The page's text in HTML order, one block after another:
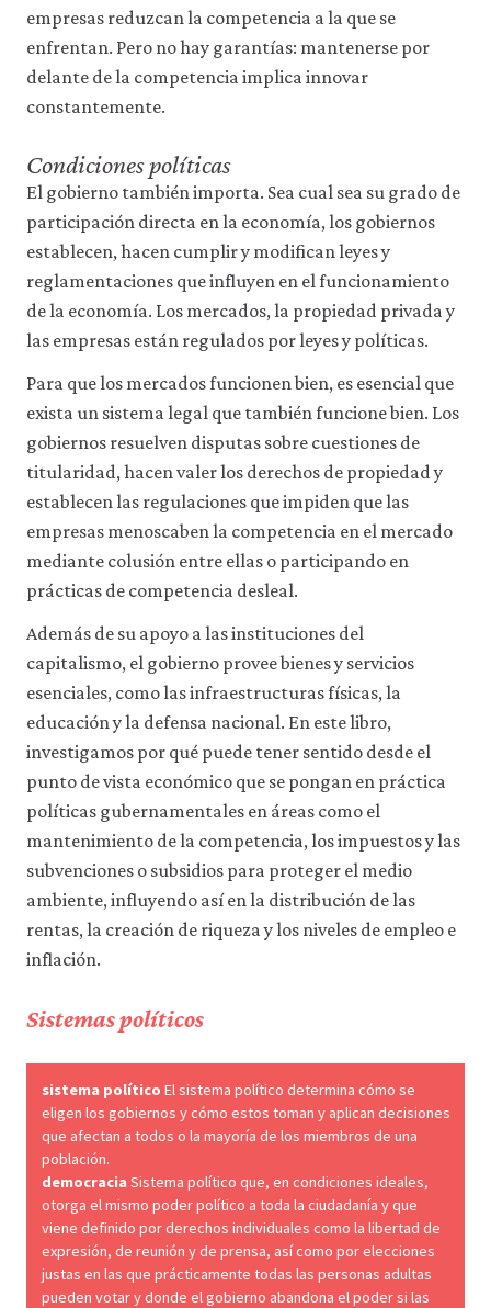
empresas reduzcan la competencia a la que se
enfrentan. Pero no hay garantías: mantenerse por
delante de la competencia implica innovar
constantemente.
Condiciones políticas
El gobierno también importa. Sea cual sea su grado de
participación directa en la economía, los gobiernos
establecen, hacen cumplir y modifican leyes y
reglamentaciones que influyen en el funcionamiento
de la economía. Los mercados, la propiedad privada y
las empresas están regulados por leyes y políticas.
Para que los mercados funcionen bien, es esencial que
exista un sistema legal que también funcione bien. Los
gobiernos resuelven disputas sobre cuestiones de
titularidad, hacen valer los derechos de propiedad y
establecen las regulaciones que impiden que las
empresas menoscaben la competencia en el mercado
mediante colusión entre ellas o participando en
prácticas de competencia desleal.
Además de su apoyo a las instituciones del
capitalismo, el gobierno provee bienes y servicios
esenciales, como las infraestructuras físicas, la
educación y la defensa nacional. En este libro,
investigamos por qué puede tener sentido desde el
punto de vista económico que se pongan en práctica
políticas gubernamentales en áreas como el
mantenimiento de la competencia, los impuestos y las
subvenciones o subsidios para proteger el medio
ambiente, influyendo así en la distribución de las
rentas, la creación de riqueza y los niveles de empleo e
inflación.
Sistemas políticos
sistema político El sistema político determina cómo se
eligen los gobiernos y cómo estos toman y aplican decisiones
que afectan a todos o la mayoría de los miembros de una
población.
democraciaSistema político que, en condiciones ideales,
otorga el mismo poder político a toda la ciudadanía y que
viene definido por derechos individuales como la libertad de
expresión, de reunión y de prensa, así como por elecciones
justas en las que prácticamente todas las personas adultas
pueden votar y donde el gobierno abandona el poder si las